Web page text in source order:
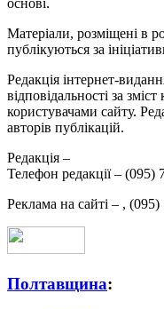
основі.
Матеріали, розміщені в
публікуються за
Редакція інтернет-
відповідальності за
користувачами сайту.
авторів публікацій.
Редакція –
Телефон редакції – (095)
Реклама на сайті – , (095)
Полтавщина: